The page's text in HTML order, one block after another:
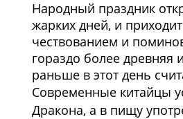
Народный праздник
жарких дней, и
чествованием и
гораздо более древняя
раньше в этот день
Современные китайцы
Дракона, а в пищу